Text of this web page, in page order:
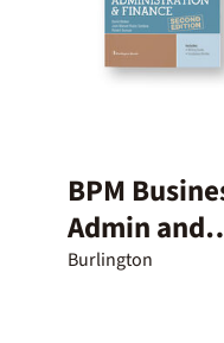
BPM
Admin and
Finance SB
Burlington